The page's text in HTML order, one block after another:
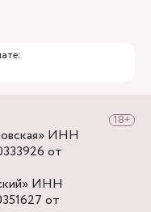
ИНН
от
ИНН
от